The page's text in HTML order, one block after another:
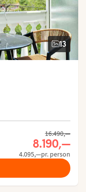
13
4.447/54.6 of 5
16.490,—
8.190,—
4.095,—pr. person